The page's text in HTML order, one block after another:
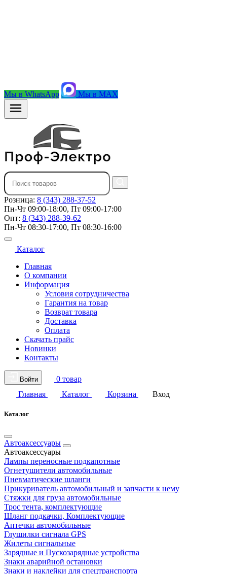
Мы в WhatsApp Мы в MAX
Розница: 8 (343) 288-37-52
Пн-Чт 09:00-18:00, Пт 09:00-17:00
Опт: 8 (343) 288-39-62
Пн-Чт 08:30-17:00, Пт 08:30-16:00
Каталог
Главная
О компании
Информация
Условия сотрудничества
Гарантия на товар
Возврат товара
Доставка
Оплата
Скачать прайс
Новинки
Контакты
Войти
0 товар
Главная
Каталог Корзина Вход
Каталог
Автоаксессуары
Автоаксессуары
Лампы переносные подкапотные
Огнетушители автомобильные
Пневматические шланги
Прикуриватель автомобильный и запчасти к нему
Стяжки для груза автомобильные
Трос тента, комплектующие
Шланг подкачки, Комплектующие
Аптечки автомобильные
Глушилки сигнала GPS
Жилеты сигнальные
Зарядные и Пускозарядные устройства
Знаки аварийной остановки
Знаки и наклейки для спецтранспорта